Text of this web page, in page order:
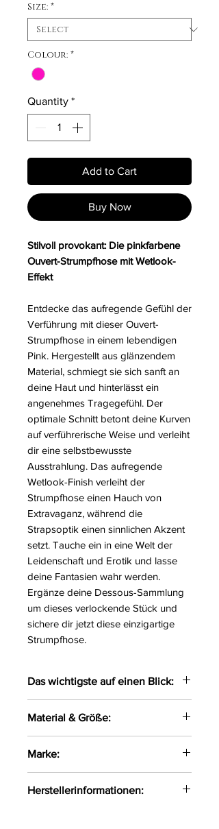
Size: *
Colour: *
Quantity *
Add to Cart
Buy Now
Stilvoll provokant: Die pinkfarbene
Ouvert-Strumpfhose mit Wetlook-
Effekt
Entdecke das aufregende Gefühl der
Verführung mit dieser Ouvert-
Strumpfhose in einem lebendigen
Pink. Hergestellt aus glänzendem
Material, schmiegt sie sich sanft an
deine Haut und hinterlässt ein
angenehmes Tragegefühl. Der
optimale Schnitt betont deine Kurven
auf verführerische Weise und verleiht
dir eine selbstbewusste
Ausstrahlung. Das aufregende
Wetlook-Finish verleiht der
Strumpfhose einen Hauch von
Extravaganz, während die
Strapsoptik einen sinnlichen Akzent
setzt. Tauche ein in eine Welt der
Leidenschaft und Erotik und lasse
deine Fantasien wahr werden.
Ergänze deine Dessous-Sammlung
um dieses verlockende Stück und
sichere dir jetzt diese einzigartige
Strumpfhose.
Das wichtigste auf einen Blick:
Strumpfhose gefertigt aus
glänzendem Material
Das Material liegt angenehmen
auf der Haut
Die Kurven werden durch
Material & Größe:
Material:
24%Elasthan
Marke:
Herstellerinformationen: